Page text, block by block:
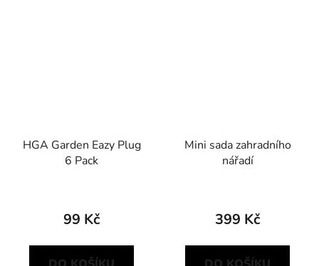
HGA Garden Eazy Plug
6 Pack
99 Kč
Mini sada zahradního
nářadí
399 Kč